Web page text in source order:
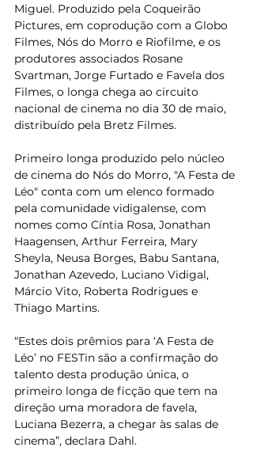
Miguel. Produzido pela Coqueirão
Pictures, em coprodução com a Globo
Filmes, Nós do Morro e Riofilme, e os
produtores associados Rosane
Svartman, Jorge Furtado e Favela dos
Filmes, o longa chega ao circuito
nacional de cinema no dia 30 de maio,
distribuído pela Bretz Filmes.
Primeiro longa produzido pelo núcleo
de cinema do Nós do Morro, "A Festa de
Léo" conta com um elenco formado
pela comunidade vidigalense, com
nomes como Cíntia Rosa, Jonathan
Haagensen, Arthur Ferreira, Mary
Sheyla, Neusa Borges, Babu Santana,
Jonathan Azevedo, Luciano Vidigal,
Márcio Vito, Roberta Rodrigues e
Thiago Martins.
“Estes dois prêmios para ‘A Festa de
Léo’ no FESTin são a confirmação do
talento desta produção única, o
primeiro longa de ficção que tem na
direção uma moradora de favela,
Luciana Bezerra, a chegar às salas de
cinema”, declara Dahl.